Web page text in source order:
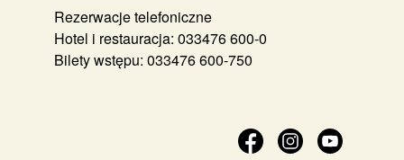
Rezerwacje telefoniczne
Hotel i restauracja: 033476 600-0
Bilety wstępu: 033476 600-750